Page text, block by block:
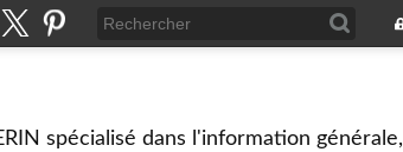
spécialisé dans l'information générale,